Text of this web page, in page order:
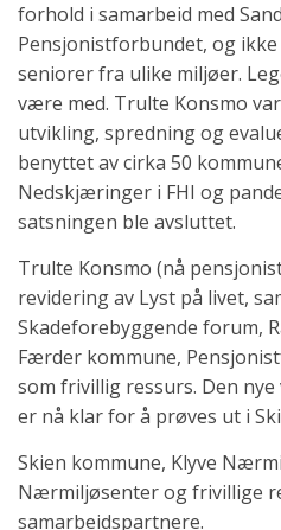
forhold i samarbeid med
Pensjonistforbundet, og
seniorer fra ulike miljøer.
være med. Trulte Konsmo
utvikling, spredning og
benyttet av cirka 50
Nedskjæringer i FHI og
satsningen ble avsluttet.
Trulte Konsmo (nå
revidering av Lyst på livet,
Skadeforebyggende forum,
Færder kommune,
som frivillig ressurs. Den
er nå klar for å prøves ut i
Skien kommune, Klyve
Nærmiljøsenter og frivillige
samarbeidspartnere.